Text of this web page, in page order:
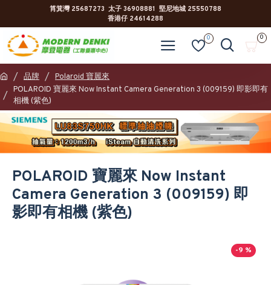
筲箕灣 25687273 太子 36908881 堅尼地城 25550788
香港仔 24614288
0 0
品牌
Polaroid 寶麗來
POLAROID 寶麗來 Now Instant Camera Generation 3 (009159) 即影即有
相機 (紫色)
POLAROID 寶麗來 Now Instant
Camera Generation 3 (009159) 即
影即有相機 (紫色)
-9 %